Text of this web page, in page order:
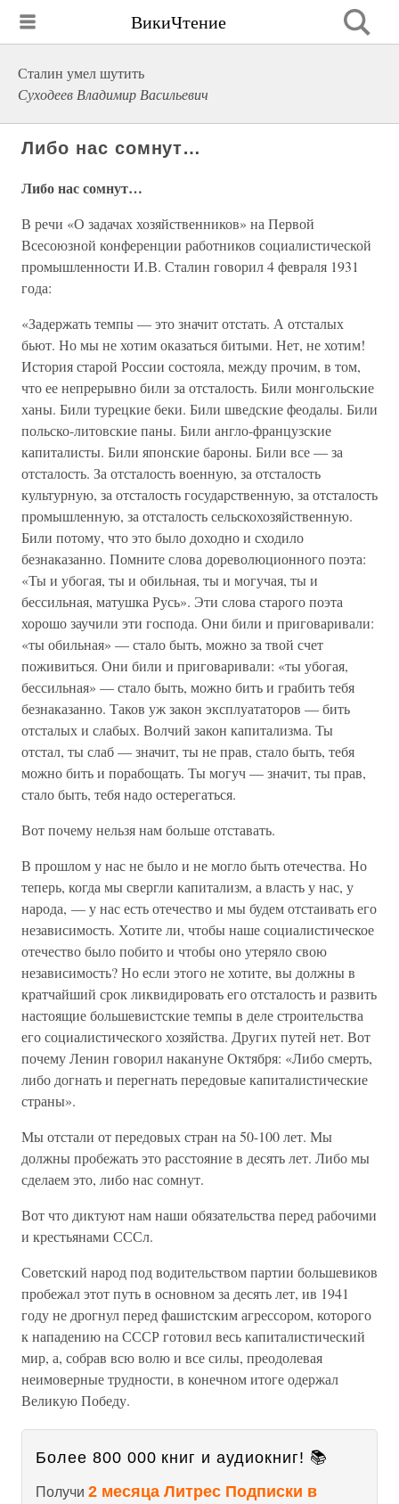
ВикиЧтение
Сталин умел шутить
Суходеев Владимир Васильевич
Либо нас сомнут…
Либо нас сомнут…
В речи «О задачах хозяйственников» на Первой
Всесоюзной конференции работников социалистической
промышленности И.В. Сталин говорил 4 февраля 1931
года:
«Задержать темпы — это значит отстать. А отсталых
бьют. Но мы не хотим оказаться битыми. Нет, не хотим!
История старой России состояла, между прочим, в том,
что ее непрерывно били за отсталость. Били монгольские
ханы. Били турецкие беки. Били шведские феодалы. Били
польско-литовские паны. Били англо-французские
капиталисты. Били японские бароны. Били все — за
отсталость. За отсталость военную, за отсталость
культурную, за отсталость государственную, за отсталость
промышленную, за отсталость сельскохозяйственную.
Били потому, что это было доходно и сходило
безнаказанно. Помните слова дореволюционного поэта:
«Ты и убогая, ты и обильная, ты и могучая, ты и
бессильная, матушка Русь». Эти слова старого поэта
хорошо заучили эти господа. Они били и приговаривали:
«ты обильная» — стало быть, можно за твой счет
поживиться. Они били и приговаривали: «ты убогая,
бессильная» — стало быть, можно бить и грабить тебя
безнаказанно. Таков уж закон эксплуататоров — бить
отсталых и слабых. Волчий закон капитализма. Ты
отстал, ты слаб — значит, ты не прав, стало быть, тебя
можно бить и порабощать. Ты могуч — значит, ты прав,
стало быть, тебя надо остерегаться.
Вот почему нельзя нам больше отставать.
В прошлом у нас не было и не могло быть отечества. Но
теперь, когда мы свергли капитализм, а власть у нас, у
народа, — у нас есть отечество и мы будем отстаивать его
независимость. Хотите ли, чтобы наше социалистическое
отечество было побито и чтобы оно утеряло свою
независимость? Но если этого не хотите, вы должны в
кратчайший срок ликвидировать его отсталость и развить
настоящие большевистские темпы в деле строительства
его социалистического хозяйства. Других путей нет. Вот
почему Ленин говорил накануне Октября: «Либо смерть,
либо догнать и перегнать передовые капиталистические
страны».
Мы отстали от передовых стран на 50-100 лет. Мы
должны пробежать это расстояние в десять лет. Либо мы
сделаем это, либо нас сомнут.
Вот что диктуют нам наши обязательства перед рабочими
и крестьянами СССл.
Советский народ под водительством партии большевиков
пробежал этот путь в основном за десять лет, ив 1941
году не дрогнул перед фашистским агрессором, которого
к нападению на СССР готовил весь капиталистический
мир, а, собрав всю волю и все силы, преодолевая
неимоверные трудности, в конечном итоге одержал
Великую Победу.
Более 800 000 книг и аудиокниг! 📚
Получи 2 месяца Литрес Подписки в